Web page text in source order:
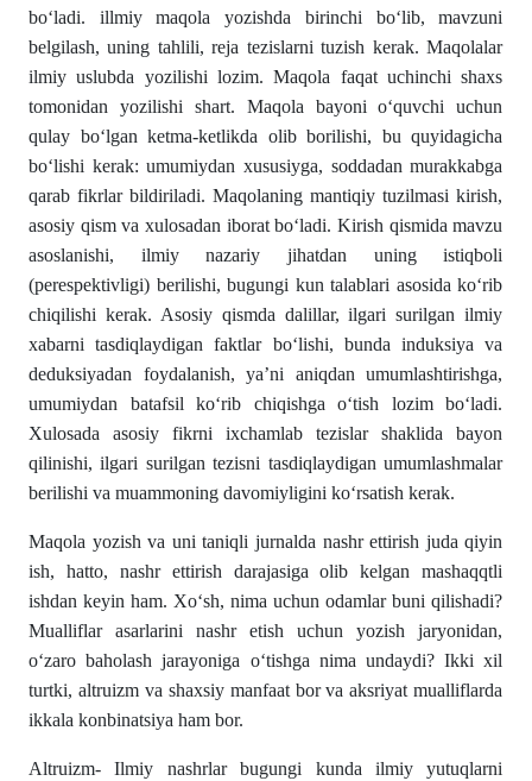
boʻladi. illmiy maqola yozishda birinchi boʻlib, mavzuni
belgilash, uning tahlili, reja tezislarni tuzish kerak. Maqolalar
ilmiy uslubda yozilishi lozim. Maqola faqat uchinchi shaxs
tomonidan yozilishi shart. Maqola bayoni oʻquvchi uchun
qulay boʻlgan ketma-ketlikda olib borilishi, bu quyidagicha
boʻlishi kerak: umumiydan xususiyga, soddadan murakkabga
qarab fikrlar bildiriladi. Maqolaning mantiqiy tuzilmasi kirish,
asosiy qism va xulosadan iborat boʻladi. Kirish qismida mavzu
asoslanishi, ilmiy nazariy jihatdan uning istiqboli
(perespektivligi) berilishi, bugungi kun talablari asosida koʻrib
chiqilishi kerak. Asosiy qismda dalillar, ilgari surilgan ilmiy
xabarni tasdiqlaydigan faktlar boʻlishi, bunda induksiya va
deduksiyadan foydalanish, ya’ni aniqdan umumlashtirishga,
umumiydan batafsil koʻrib chiqishga oʻtish lozim boʻladi.
Xulosada asosiy fikrni ixchamlab tezislar shaklida bayon
qilinishi, ilgari surilgan tezisni tasdiqlaydigan umumlashmalar
berilishi va muammoning davomiyligini koʻrsatish kerak.
Maqola yozish va uni taniqli jurnalda nashr ettirish juda qiyin
ish, hatto, nashr ettirish darajasiga olib kelgan mashaqqtli
ishdan keyin ham. Xoʻsh, nima uchun odamlar buni qilishadi?
Mualliflar asarlarini nashr etish uchun yozish jaryonidan,
oʻzaro baholash jarayoniga oʻtishga nima undaydi? Ikki xil
turtki, altruizm va shaxsiy manfaat bor va aksriyat mualliflarda
ikkala konbinatsiya ham bor.
Altruizm- Ilmiy nashrlar bugungi kunda ilmiy yutuqlarni